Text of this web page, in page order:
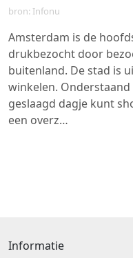
bron: Infonu
Amsterdam is de
drukbezocht door
buitenland. De stad is
winkelen. Onderstaand
geslaagd dagje kunt
een overz…
Informatie